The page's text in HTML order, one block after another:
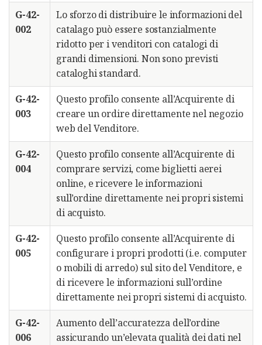
G-42-
002
Lo sforzo di distribuire le informazioni del
catalago può essere sostanzialmente
ridotto per i venditori con catalogi di
grandi dimensioni. Non sono previsti
cataloghi standard.
G-42-
003
Questo profilo consente all’Acquirente di
creare un ordire direttamente nel negozio
web del Venditore.
G-42-
004
Questo profilo consente all’Acquirente di
comprare servizi, come biglietti aerei
online, e ricevere le informazioni
sull’ordine direttamente nei propri sistemi
di acquisto.
G-42-
005
Questo profilo consente all’Acquirente di
configurare i propri prodotti (i.e. computer
o mobili di arredo) sul sito del Venditore, e
di ricevere le informazioni sull’ordine
direttamente nei propri sistemi di acquisto.
G-42-
006
Aumento dell’accuratezza dell’ordine
assicurando un’elevata qualità dei dati nel